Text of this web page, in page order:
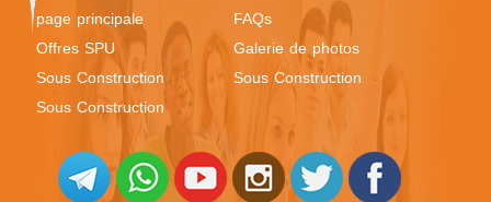
page principale
FAQs
Offres SPU
Galerie de photos
Sous Construction
Sous Construction
Sous Construction